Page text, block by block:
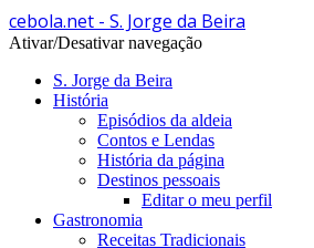
cebola.net - S. Jorge da Beira
Ativar/Desativar navegação
S. Jorge da Beira
História
Episódios da aldeia
Contos e Lendas
História da página
Destinos pessoais
Editar o meu perfil
Gastronomia
Receitas Tradicionais